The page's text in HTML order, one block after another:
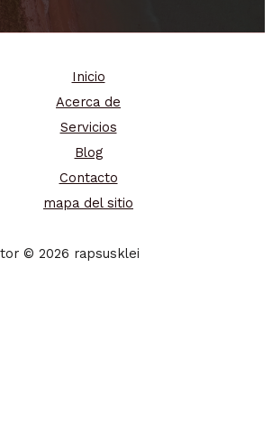
Inicio
Acerca de
Servicios
Blog
Contacto
mapa del sitio
© 2026 rapsusklei